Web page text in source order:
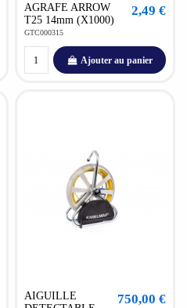
AGRAFE ARROW
T25 14mm (X1000)
GTC000315
2,49 €
Ajouter au panier
AIGUILLE
750,00 €